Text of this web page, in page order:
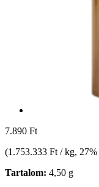
7.890 Ft
(1.753.333 Ft / kg,
Tartalom: 4,50 g